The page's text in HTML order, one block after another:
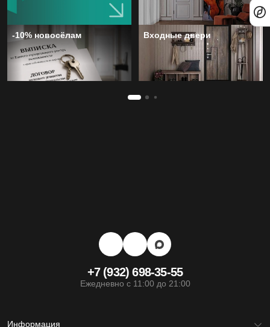
-10% новосёлам Входные двери
+7 (932) 698-35-55
Ежедневно с 11:00 до 21:00
Информация